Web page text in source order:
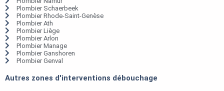
Plombier Schaerbeek
Plombier Rhode-Saint-Genèse
Plombier Ath
Plombier Liège
Plombier Arlon
Plombier Manage
Plombier Ganshoren
Plombier Genval
Autres zones d'interventions débouchage